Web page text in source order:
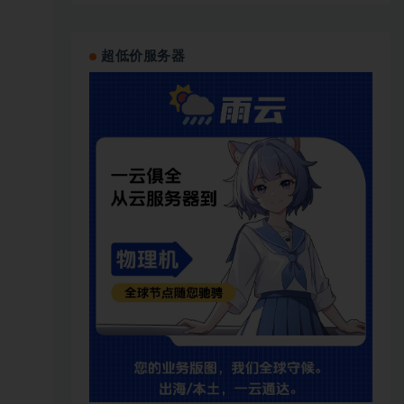
超低价服务器